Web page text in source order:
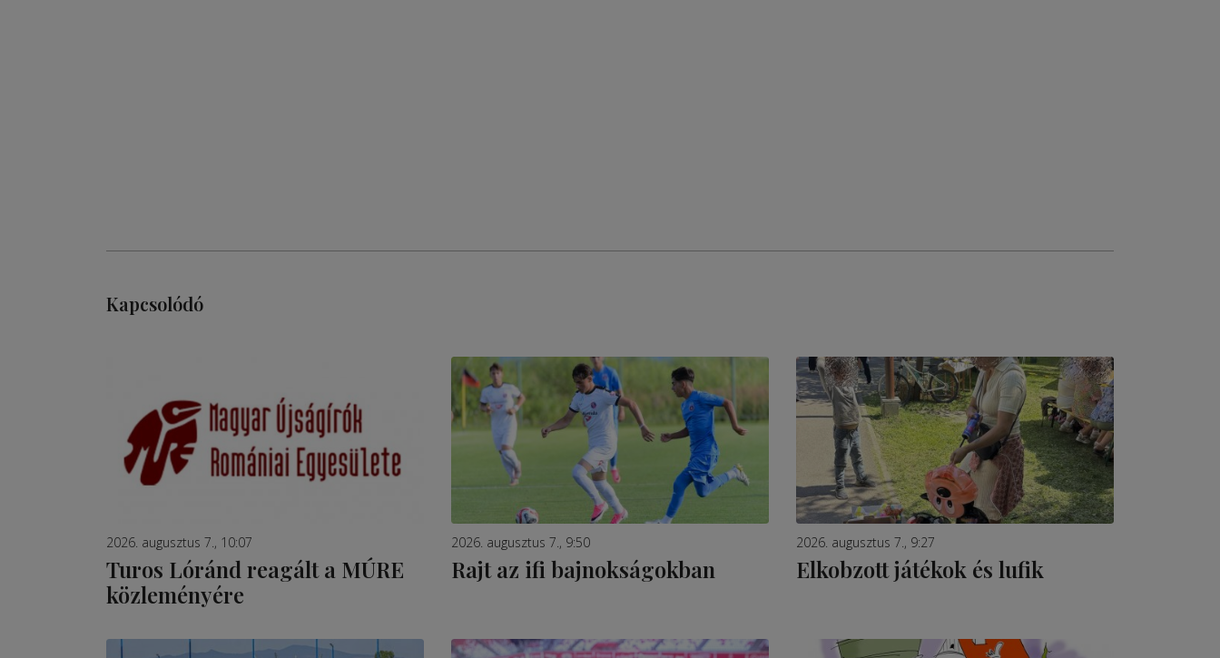
Kapcsolódó
2026. augusztus 7., 10:07
Turos Lóránd reagált a MÚRE
közleményére
2026. augusztus 7., 9:50
Rajt az ifi bajnokságokban
2026. augusztus 7., 9:27
Elkobzott játékok és lufik